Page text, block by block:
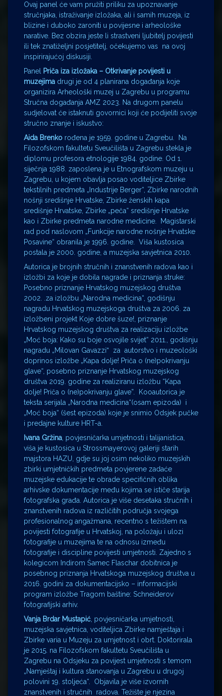
Ovaj panel će vam pružiti priliku za upoznavanje
stručnjaka, istraživanje izložaka, ali i samih muzeja, iz
blizine i duboko zaroniti u povijesne i arheološke
narative. Bez obzira jeste li strastveni ljubitelj povijesti
ili tek znatiželjni posjetitelj, očekujemo vas na ovoj
inspirirajućoj diskusiji.
Panel
Priča iza izložaka – Otkrivanje povijesti u
muzejima drugi je od 4 planirana događanja koje
organizira Arheološki muzej u Zagrebu u programu
Stručna događanja AMZ 2023. Na drugom panelu
sudjelovat će istaknuti govornici koji će podijeliti svoje
stručno znanje i iskustvo:
Aida Brenko rođena je 1959. godine u Zagrebu. Na
Filozofskom fakultetu Sveučilišta u Zagrebu stekla je
diplomu profesora etnologije 1984. godine. Od 1.
siječnja 1988. zaposlena je u Etnografskom muzeju u
Zagrebu, u kojem obavlja posao voditeljice Zbirke
tekstilnih predmeta „Industrije Berger“, Zbirke narodnih
nošnji središnje Hrvatske, Zbirke ženskih kapa
središnje Hrvatske, Zbirke „peča“ središnje Hrvatske
kao i Zbirke predmeta narodne medicine. Magistarski
rad pod naslovom „Funkcije narodne nošnje Hrvatske
Posavine“ obranila je 1996. godine. Viša kustosica
postala je 2000. godine, a muzejska savjetnica 2010.
Autorica je brojnih stručnih i znanstvenih radova kao i
izložbi za koje je dobila nagrade i priznanja struke:
Posebno priznanje Hrvatskog muzejskog društva
2002. .za izložbu „Narodna medicina“, godišnju
nagradu Hrvatskog muzejskoga društva za 2006. za
izložbeni projekt Koje dobre šuze!, priznanje
Hrvatskog muzejskog društva za realizaciju izložbe
„Moć boja: Kako su boje osvojile svijet“ 2011., godišnju
nagradu „Milovan Gavazziˮ za autorstvo i muzeološki
doprinos izložbe „Kapa dolje! Priča o (ne)pokrivanju
glave“, posebno priznanje Hrvatskog muzejskog
društva 2019. godine za realiziranu izložbu “Kapa
dolje! Priča o (ne)pokrivanju glave”. Kooautorica je
teksta serijala „Narodna medicina“(osam epizoda) i
„Moć boja“ (šest epizoda) koje je snimio Odsjek pučke
i predajne kulture HRT-a.
Ivana Gržina , povjesničarka umjetnosti i talijanistica,
viša je kustosica u Strossmayerovoj galeriji starih
majstora HAZU, gdje su joj osim nekoliko muzejskih
zbirki umjetničkih predmeta povjerene zadaće
muzejske edukacije te obrade specifičnih oblika
arhivske dokumentacije među kojima se ističe starija
fotografska građa. Autorica je više desetaka stručnih i
znanstvenih radova iz različitih područja svojega
profesionalnog angažmana, recentno s težištem na
povijesti fotografije u Hrvatskoj, na položaju i ulozi
fotografije u muzejima te na odnosu između
fotografije i discipline povijesti umjetnosti. Zajedno s
kolegicom Indirom Šamec Flaschar dobitnica je
posebnog priznanja Hrvatskoga muzejskog društva u
2016. godini za dokumentacijsko – informacijski
program izložbe Tragom baštine: Schneiderov
fotografijski arhiv.
Vanja Brdar Mustapić , povjesničarka umjetnosti,
muzejska savjetnica, voditeljica Zbirke namještaja i
Zbirke varia u Muzeju za umjetnost i obrt. Doktorirala
je 2015. na Filozofskom fakultetu Sveučilišta u
Zagrebu na Odsjeku za povijest umjetnosti s temom
„Namještaj i kultura stanovanja u Zagrebu u drugoj
polovini 19. stoljeća“. Objavila je više izvornih
znanstvenih i stručnih radova. Težište je njezina